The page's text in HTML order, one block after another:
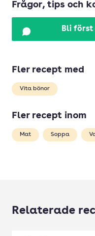
Frågor, tips och
Bli
Fler recept med
Vita bönor
Fler recept inom
Mat Soppa
Relaterade